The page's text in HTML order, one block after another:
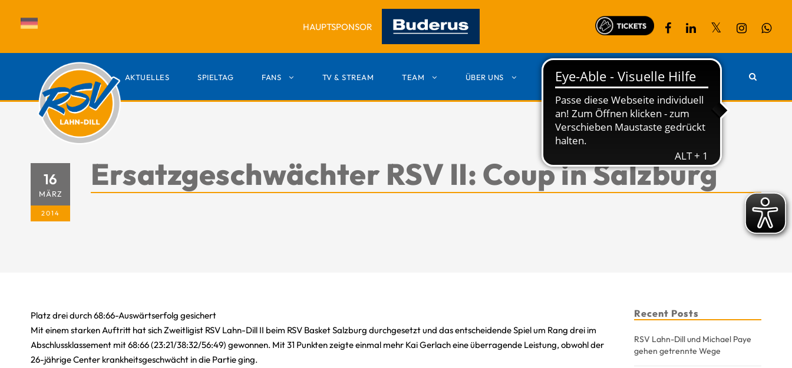
HAUPTSPONSOR
AKTUELLES SPIELTAG FANS TV & STREAM TEAM ÜBER UNS PARTNER KONTAKT
16
MÄRZ
2014
Ersatzgeschwächter RSV II: Coup in Salzburg
Platz drei durch 68:66-Auswärtserfolg gesichert
Mit einem starken Auftritt hat sich Zweitligist RSV Lahn-Dill II beim RSV Basket Salzburg durchgesetzt und das entscheidende Spiel um Rang drei im
Abschlussklassement mit 68:66 (23:21/38:32/56:49) gewonnen. Mit 31 Punkten zeigte einmal mehr Kai Gerlach eine überragende Leistung, obwohl der
26-jährige Center krankheitsgeschwächt in die Partie ging.
Recent Posts
RSV Lahn-Dill und Michael Paye
gehen getrennte Wege